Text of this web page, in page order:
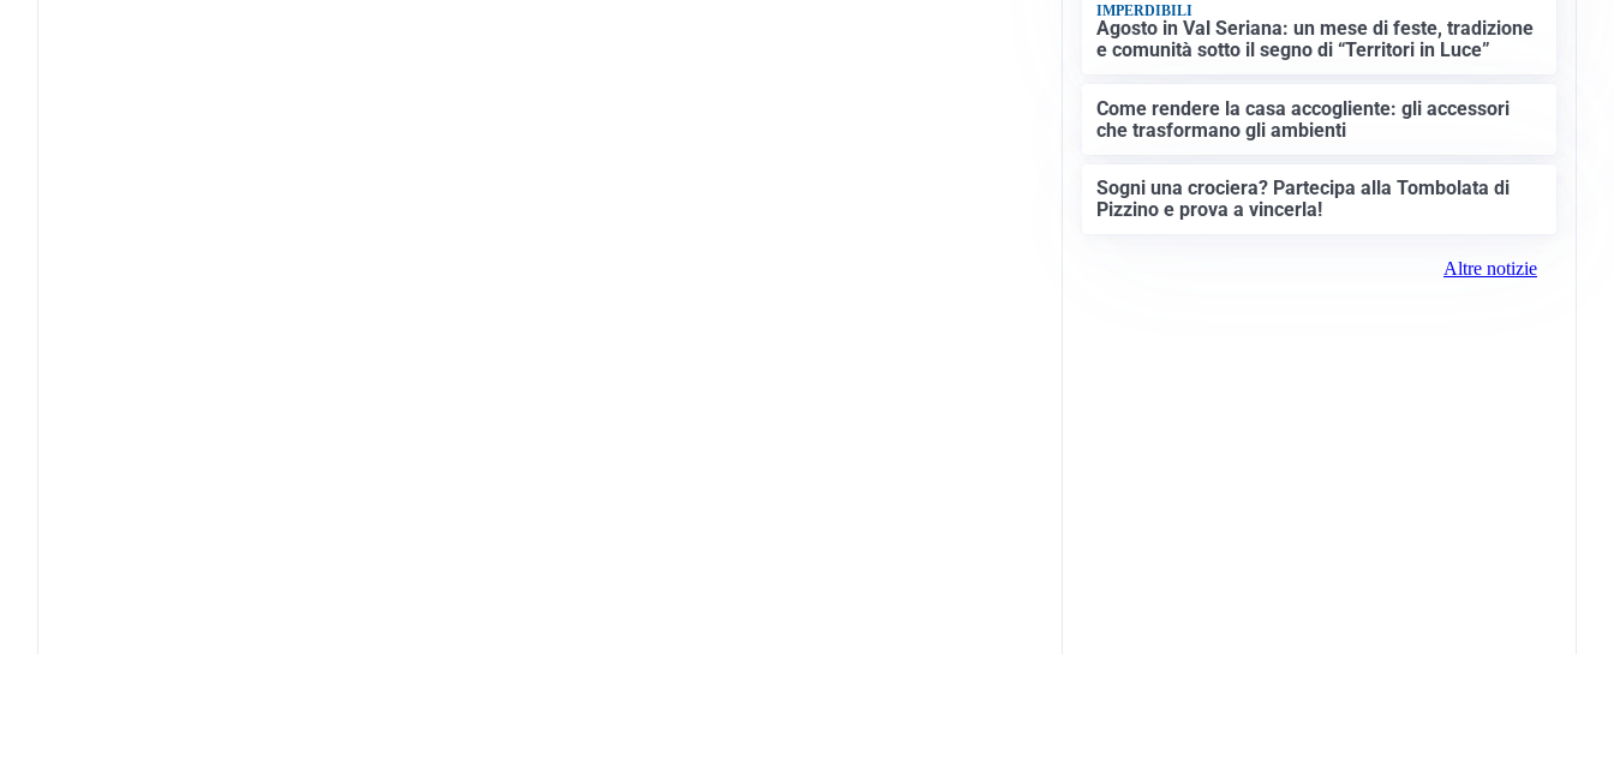
IMPERDIBILI
Agosto in Val Seriana: un mese di feste, tradizione
e comunità sotto il segno di “Territori in Luce”
Come rendere la casa accogliente: gli accessori
che trasformano gli ambienti
Sogni una crociera? Partecipa alla Tombolata di
Pizzino e prova a vincerla!
Altre notizie